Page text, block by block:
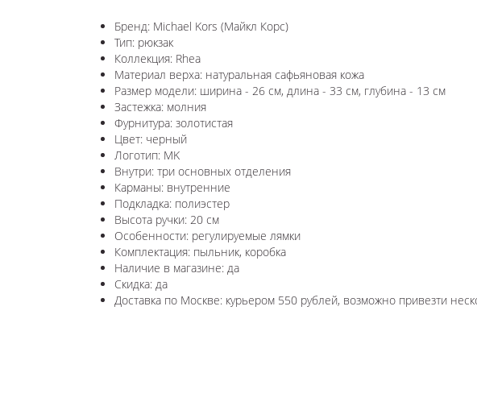
Бренд: Michael Kors (Майкл Корс)
Тип: рюкзак
Коллекция: Rhea
Материал верха: натуральная сафьяновая кожа
Размер модели: ширина - 26 см, длина - 33 см, глубина - 13 см
Застежка: молния
Фурнитура: золотистая
Цвет: черный
Логотип: MK
Внутри: три основных отделения
Карманы: внутренние
Подкладка: полиэстер
Высота ручки: 20 см
Особенности: регулируемые лямки
Комплектация: пыльник, коробка
Наличие в магазине: да
Скидка: да
Доставка по Москве: курьером 550 рублей, возможно привезти